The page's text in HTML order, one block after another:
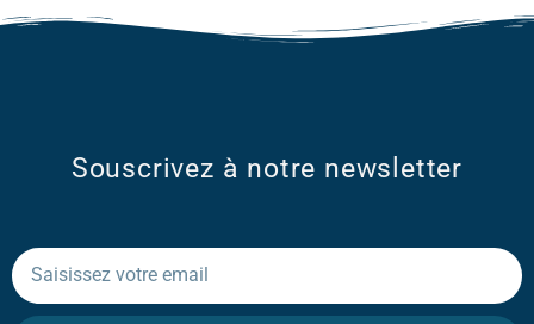
Souscrivez à notre newsletter